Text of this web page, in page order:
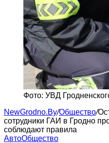
Фото: УВД
NewGrodno.By/Общество/
сотрудники ГАИ в Гродно
соблюдают правила
АвтоОбщество